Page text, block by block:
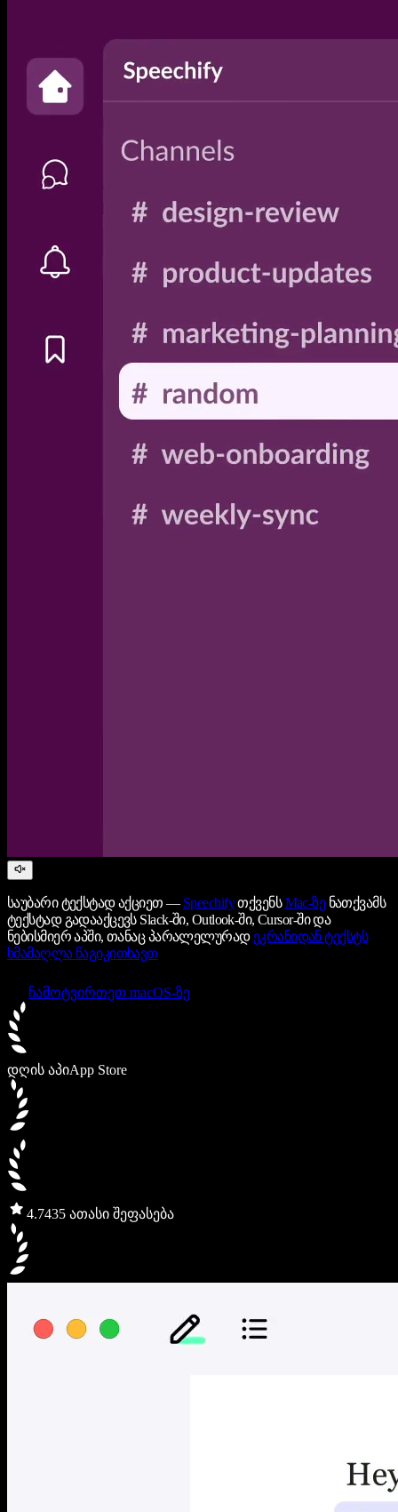
საუბარი ტექსტად აქციეთ — SpeechifyთქვენსMac-ზენათქვამს
ტექსტად გადააქცევს Slack-ში, Outlook-ში, Cursor-ში და
ნებისმიერ აპში, თანაც პარალელურად ეკრანიდან ტექსტს
ხმამაღლა წაგიკითხავთ
ჩამოტვირთეთ macOS-ზე
დღის აპიApp Store
4.7435 ათასი შეფასება